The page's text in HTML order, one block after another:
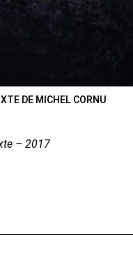
DE MICHEL CORNU
– 2017